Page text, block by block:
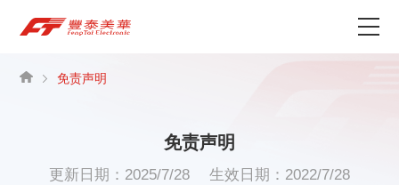
为什么选择丰泰？
关于我们
免责声明
免责声明
更新日期：2025/7/28 生效日期：2022/7/28